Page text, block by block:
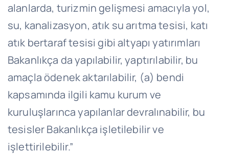
alanlarda, turizmin gelişmesi amacıyla yol,
su, kanalizasyon, atık su arıtma tesisi, katı
atık bertaraf tesisi gibi altyapı yatırımları
Bakanlıkça da yapılabilir, yaptırılabilir, bu
amaçla ödenek aktarılabilir, (a) bendi
kapsamında ilgili kamu kurum ve
kuruluşlarınca yapılanlar devralınabilir, bu
tesisler Bakanlıkça işletilebilir ve
işlettirilebilir.”